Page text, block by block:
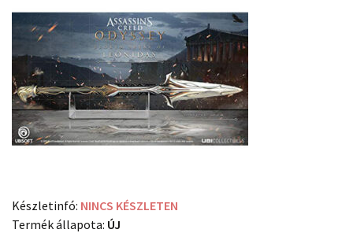
Készletinfó: NINCS KÉSZLETEN
Termék állapota: ÚJ